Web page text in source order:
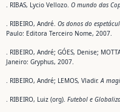
. RIBAS, Lycio Vellozo. O mundo das
. RIBEIRO, André. Os donos do
Paulo: Editora Terceiro Nome, 2007.
. RIBEIRO, André; GÓES, Denise;
Janeiro: Gryphus, 2007.
. RIBEIRO, André; LEMOS, Vladir.A
. RIBEIRO, Luiz (org). Futebol e